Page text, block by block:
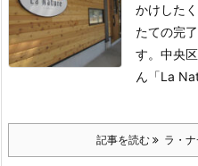
かけした
たての完
す。中央
ん「La
記事を読む ラ・